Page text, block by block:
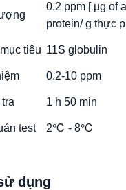
0.2 ppm [ µg of
protein/ g thực
mục tiêu 11S globulin
0.2-10 ppm
tra 1 h 50 min
test 2℃ - 8℃
dụng